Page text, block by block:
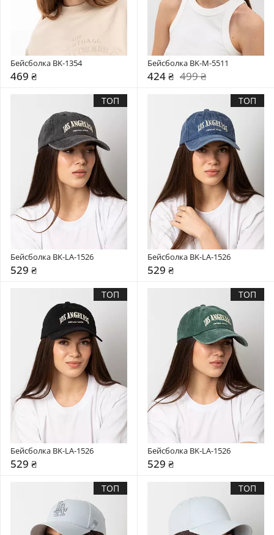
Бейсболка BK-1354
469 ₴
Бейсболка BK-M-5511
424 ₴ 499 ₴
ТОП
Бейсболка BK-LA-1526
529 ₴
ТОП
Бейсболка BK-LA-1526
529 ₴
ТОП
Бейсболка BK-LA-1526
529 ₴
ТОП
Бейсболка BK-LA-1526
529 ₴
ТОП ТОП